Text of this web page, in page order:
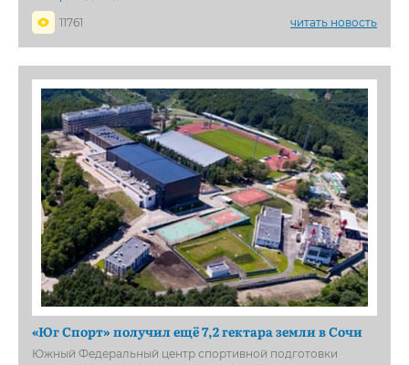
11761
читать новость
«Юг Спорт» получил ещё 7,2 гектара земли в Сочи
Южный Федеральный центр спортивной подготовки